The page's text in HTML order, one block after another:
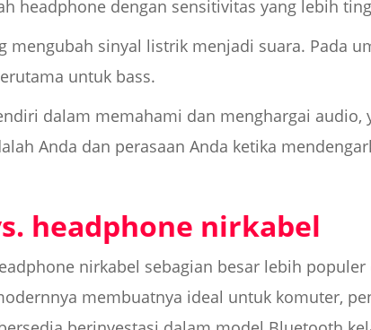
headphone dengan sensitivitas yang lebih
mengubah sinyal listrik menjadi suara. Pada
untuk bass.
dalam memahami dan menghargai audio,
Anda dan perasaan Anda ketika
headphone nirkabel
nirkabel sebagian besar lebih populer
membuatnya ideal untuk komuter,